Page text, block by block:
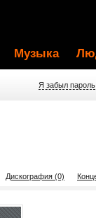
Музыка
Я забыл пароль
Дискография (0)